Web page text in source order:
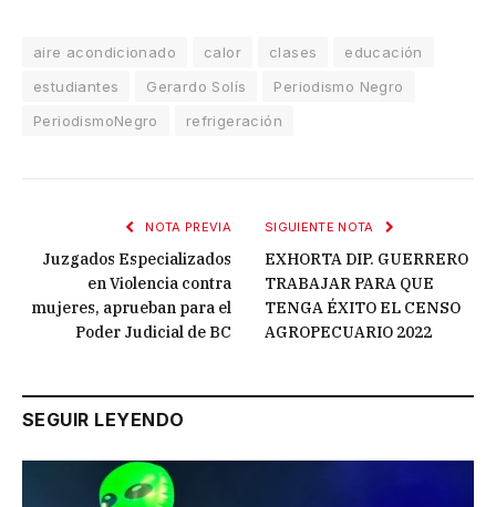
aire acondicionado calor clases
educación
estudiantes
Gerardo Solís
Periodismo Negro
PeriodismoNegro
refrigeración
NOTA PREVIA
Juzgados Especializados
en Violencia contra
mujeres, aprueban para el
Poder Judicial de BC
SIGUIENTE NOTA
EXHORTA DIP. GUERRERO
TRABAJAR PARA QUE
TENGA ÉXITO EL CENSO
AGROPECUARIO 2022
SEGUIR LEYENDO